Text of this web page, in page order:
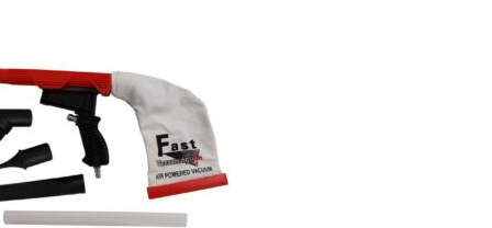
Πρόσθήκη
στην λίστα
επιθυμιών